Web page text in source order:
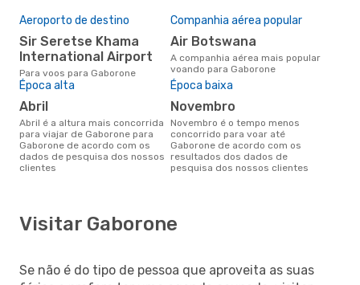
Aeroporto de destino
Sir Seretse Khama
International Airport
Para voos para Gaborone
Companhia aérea popular
Air Botswana
A companhia aérea mais popular
voando para Gaborone
Época alta
abril
abril é a altura mais concorrida
para viajar de Gaborone para
Gaborone de acordo com os
dados de pesquisa dos nossos
clientes
Época baixa
novembro
novembro é o tempo menos
concorrido para voar até
Gaborone de acordo com os
resultados dos dados de
pesquisa dos nossos clientes
Visitar Gaborone
Se não é do tipo de pessoa que aproveita as suas